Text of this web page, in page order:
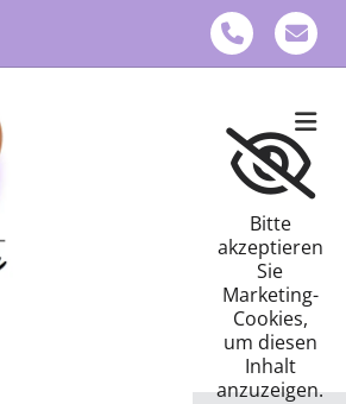
Bitte
akzeptieren
Sie
Marketing-
Cookies,
um diesen
Inhalt
anzuzeigen.